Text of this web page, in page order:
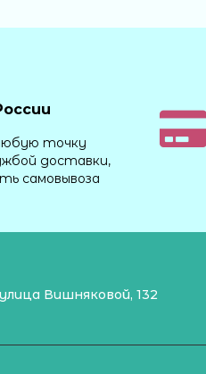
точку
доставки,
самовывоза
Вишняковой, 132